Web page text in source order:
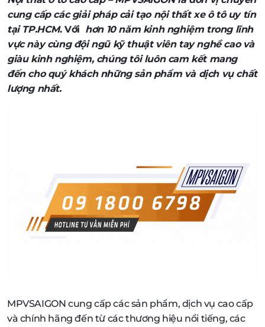
cung cấp các giải pháp cải tạo nội thất xe ô tô uy tín
tại TP.HCM. Với hơn 10 năm kinh nghiệm trong lĩnh
vực này cùng đội ngũ kỹ thuật viên tay nghề cao và
giàu kinh nghiệm, chúng tôi luôn cam kết mang
đến cho quý khách những sản phẩm và dịch vụ chất
lượng nhất.
MPVSAIGON cung cấp các sản phẩm, dịch vụ cao cấp
và chính hãng đến từ các thương hiệu nổi tiếng, các